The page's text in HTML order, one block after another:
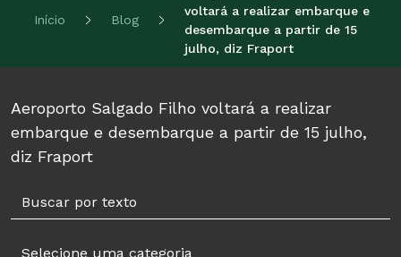
Início Blog
voltará a realizar embarque e
desembarque a partir de 15
julho, diz Fraport
Aeroporto Salgado Filho voltará a realizar
embarque e desembarque a partir de 15 julho,
diz Fraport